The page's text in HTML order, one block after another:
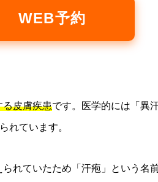
WEB予約
る皮膚疾患です。医学的には「異
れています。
れていたため「汗疱」という